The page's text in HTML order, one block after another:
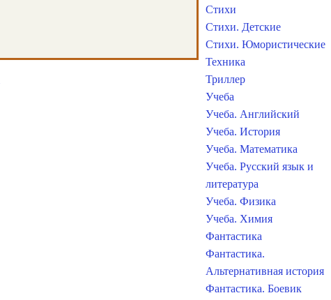
Стихи
Стихи. Детские
Стихи. Юмористические
Техника
Триллер
Учеба
Учеба. Английский
Учеба. История
Учеба. Математика
Учеба. Русский язык и
литература
Учеба. Физика
Учеба. Химия
Фантастика
Фантастика.
Альтернативная история
Фантастика. Боевик